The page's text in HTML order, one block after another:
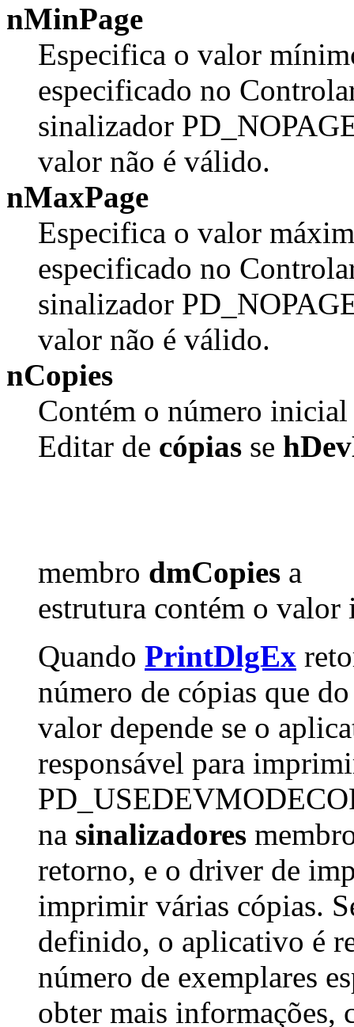
nMinPage
Especifica o valor
especificado no
sinalizador
valor não é válido.
nMaxPage
Especifica o valor
especificado no
sinalizador
valor não é válido.
nCopies
Contém o número
Editar de cópias se
membro dmCopies a
estrutura contém o
Quando PrintDlgEx
número de cópias que
valor depende se o
responsável para
na sinalizadores
retorno, e o driver de
imprimir várias cópias.
definido, o aplicativo é
número de exemplares
obter mais informações,